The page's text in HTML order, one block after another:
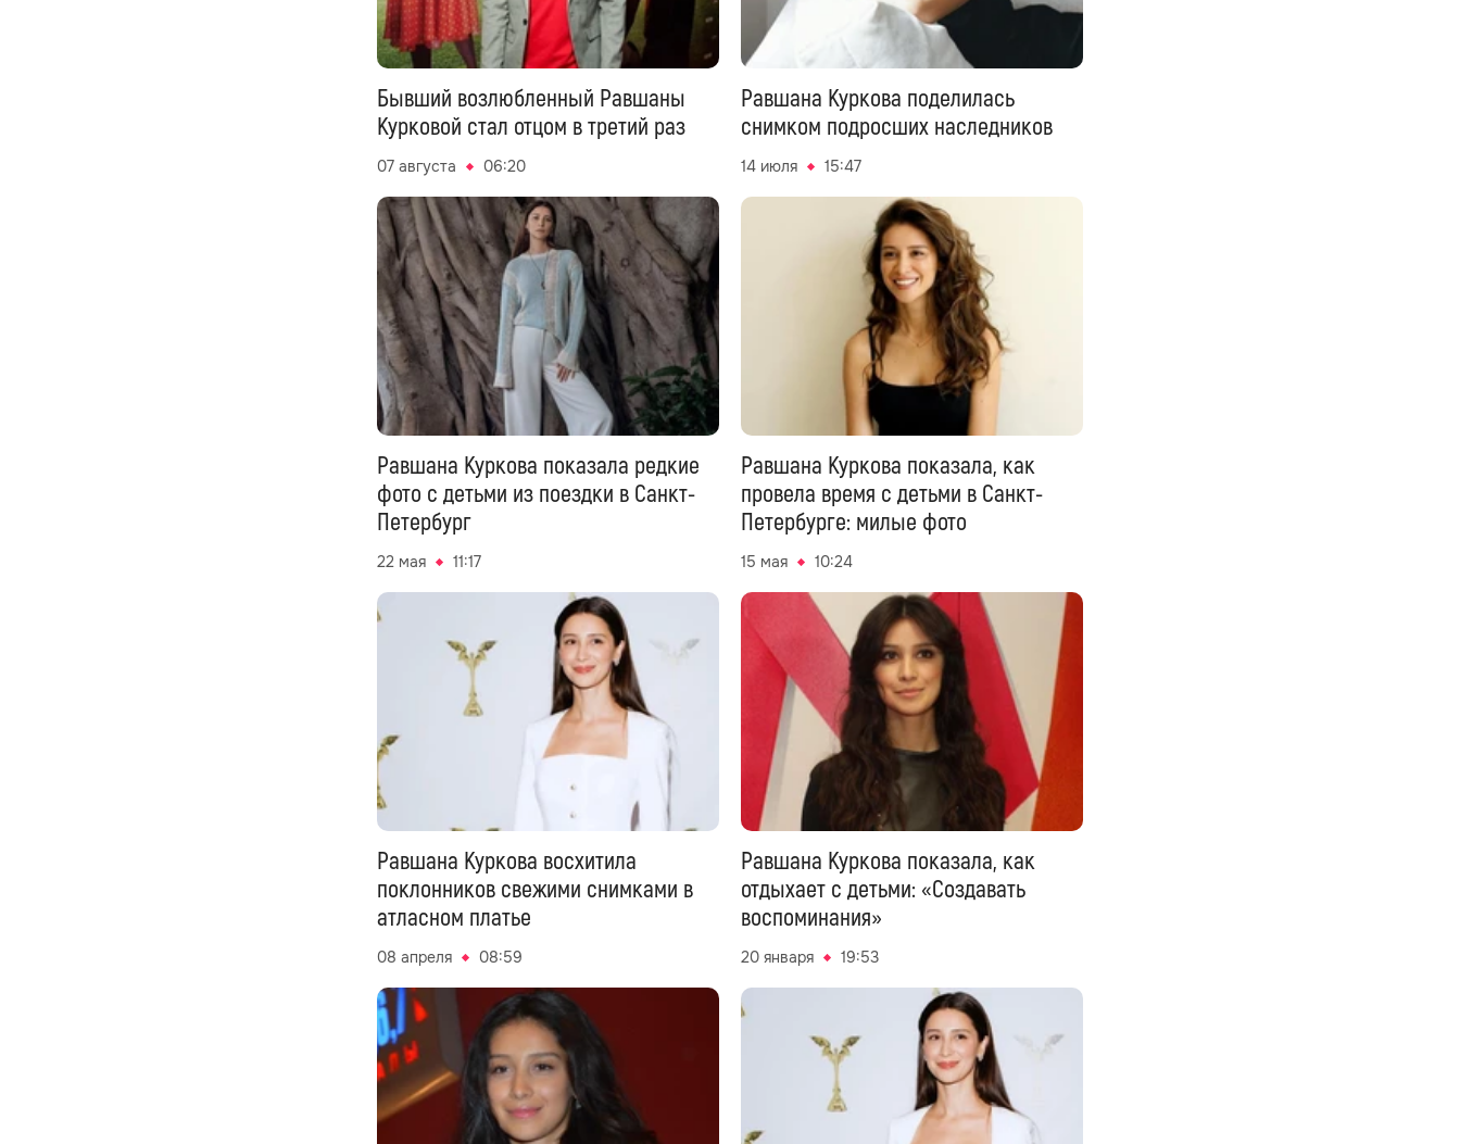
Бывший возлюбленный Равшаны
Курковой стал отцом в третий раз
07 августа 06:20
Равшана Куркова поделилась
снимком подросших наследников
14 июля 15:47
Равшана Куркова показала редкие
фото с детьми из поездки в Санкт-
Петербург
22 мая 11:17
Равшана Куркова показала, как
провела время с детьми в Санкт-
Петербурге: милые фото
15 мая 10:24
Равшана Куркова восхитила
поклонников свежими снимками в
атласном платье
08 апреля 08:59
Равшана Куркова показала, как
отдыхает с детьми: «Создавать
воспоминания»
20 января 19:53